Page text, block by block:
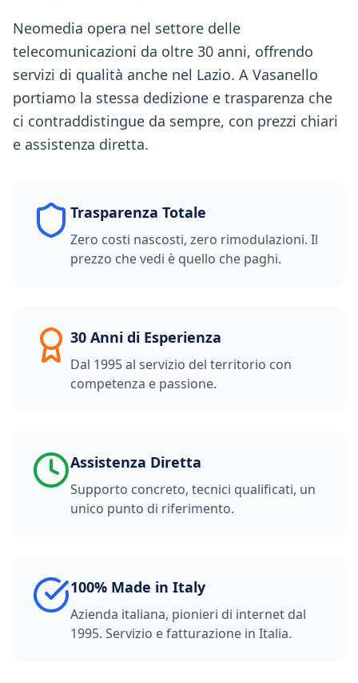
Neomedia opera nel settore delle
telecomunicazioni da oltre 30 anni, offrendo
servizi di qualità anche nel Lazio. A Vasanello
portiamo la stessa dedizione e trasparenza che
ci contraddistingue da sempre, con prezzi chiari
e assistenza diretta.
Trasparenza Totale
Zero costi nascosti, zero rimodulazioni. Il
prezzo che vedi è quello che paghi.
30 Anni di Esperienza
Dal 1995 al servizio del territorio con
competenza e passione.
Assistenza Diretta
Supporto concreto, tecnici qualificati, un
unico punto di riferimento.
100% Made in Italy
Azienda italiana, pionieri di internet dal
1995. Servizio e fatturazione in Italia.